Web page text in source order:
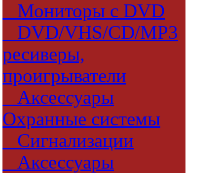
Мониторы с DVD
DVD/VHS/CD/MP3
ресиверы,
проигрыватели
Аксессуары
Охранные системы
Сигнализации
Аксессуары